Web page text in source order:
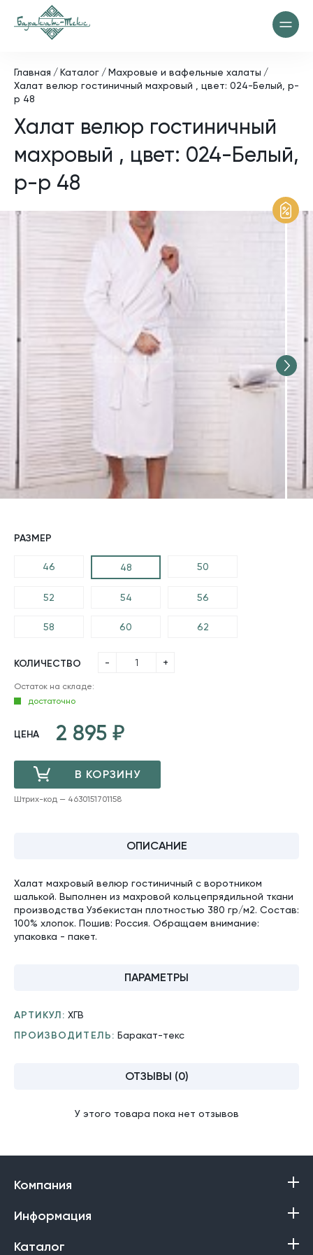
Главная Каталог
Махровые и вафельные халаты
Халат велюр гостиничный махровый , цвет: 024-Белый, р-
р 48
Халат велюр гостиничный
махровый , цвет: 024-Белый,
р-р 48
РАЗМЕР
46 48 50
52 54 56
58 60 62
КОЛИЧЕСТВО - +
Остаток на складе:
достаточно
ЦЕНА 2 895
Штрих-код — 4630151701158
В КОРЗИНУ
ДОБАВЛЕНО
ОПИСАНИЕ
Халат махровый велюр гостиничный с воротником
шалькой. Выполнен из махровой кольцепрядильной ткани
производства Узбекистан плотностью 380 гр/м2. Состав:
100% хлопок. Пошив: Россия. Обращаем внимание:
упаковка - пакет.
ПАРАМЕТРЫ
АРТИКУЛ: ХГВ
ПРОИЗВОДИТЕЛЬ: Баракат-текс
ОТЗЫВЫ (0)
У этого товара пока нет отзывов
Компания
Информация
Каталог